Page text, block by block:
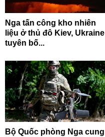
Nga tấn công kho nhiên
liệu ở thủ đô Kiev, Ukraine
tuyên bố...
Bộ Quốc phòng Nga cung